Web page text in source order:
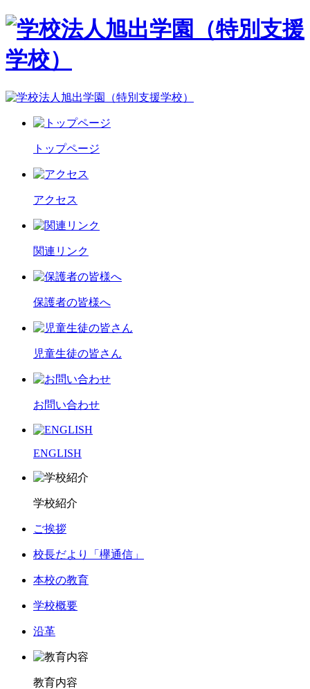
トップページ
アクセス
関連リンク
保護者の皆様へ
児童生徒の皆さん
お問い合わせ
ENGLISH
学校紹介
ご挨拶
校長だより「欅通信」
本校の教育
学校概要
沿革
教育内容